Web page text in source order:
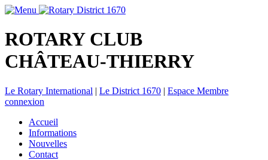
ROTARY CLUB
CHÂTEAU-THIERRY
Le Rotary International | Le District 1670 | Espace Membre
connexion
Accueil
Informations
Nouvelles
Contact